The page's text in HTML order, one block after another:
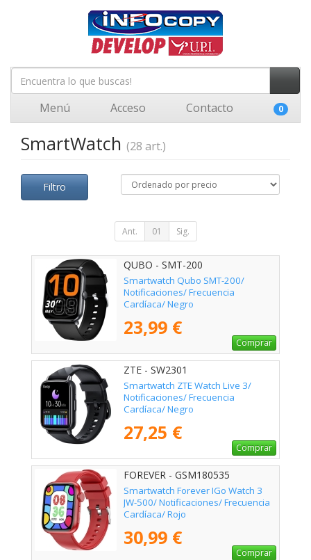
Menú Acceso Contacto 0
SmartWatch (28 art.)
Filtro
Ant. 01 Sig.
QUBO - SMT-200
Smartwatch Qubo SMT-200/
Notificaciones/ Frecuencia
Cardíaca/ Negro
23,99 €
Comprar
ZTE - SW2301
Smartwatch ZTE Watch Live 3/
Notificaciones/ Frecuencia
Cardíaca/ Negro
27,25 €
Comprar
FOREVER - GSM180535
Smartwatch Forever IGo Watch 3
JW-500/ Notificaciones/ Frecuencia
Cardíaca/ Rojo
30,99 €
Comprar